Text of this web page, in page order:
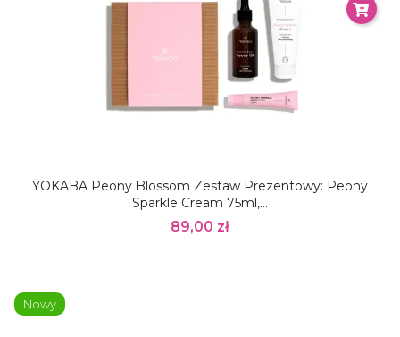
YOKABA Peony Blossom Zestaw Prezentowy: Peony
Sparkle Cream 75ml,...
89,00 zł
Nowy